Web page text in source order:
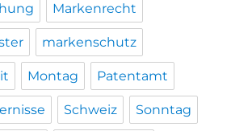
Markenrecht
markenschutz
Montag Patentamt
Schweiz Sonntag